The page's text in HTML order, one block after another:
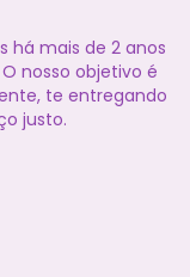
há mais de 2 anos
nosso objetivo é
te entregando
justo.